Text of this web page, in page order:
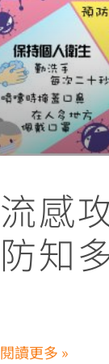
流感
防知
閱讀更多 »